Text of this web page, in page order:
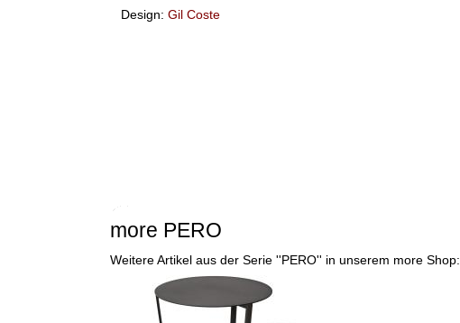
Design: Gil Coste
more PERO
Weitere Artikel aus der Serie ''PERO'' in unserem more Shop: